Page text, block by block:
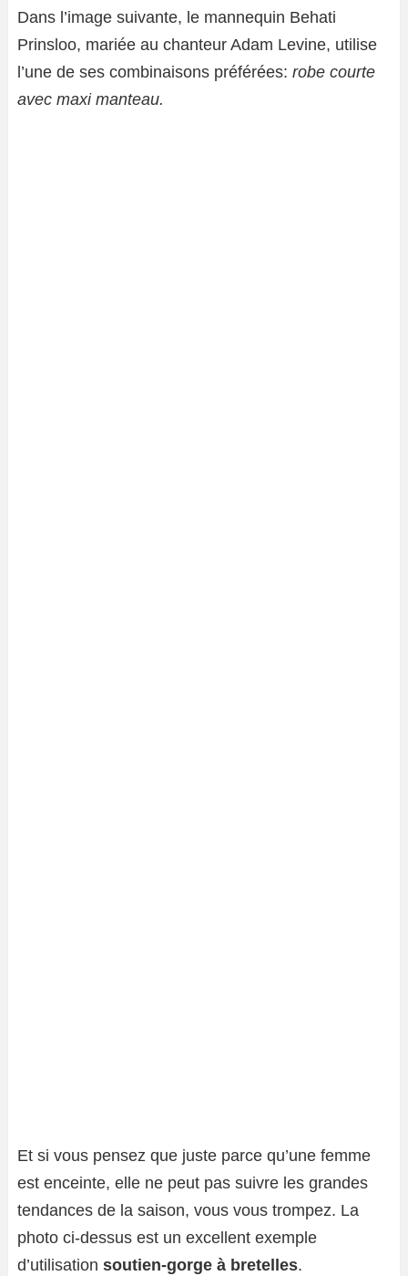
Dans l’image suivante, le mannequin Behati
Prinsloo, mariée au chanteur Adam Levine, utilise
l’une de ses combinaisons préférées: robe courte
avec maxi manteau.
Et si vous pensez que juste parce qu’une femme
est enceinte, elle ne peut pas suivre les grandes
tendances de la saison, vous vous trompez. La
photo ci-dessus est un excellent exemple
d’utilisation soutien-gorge à bretelles.